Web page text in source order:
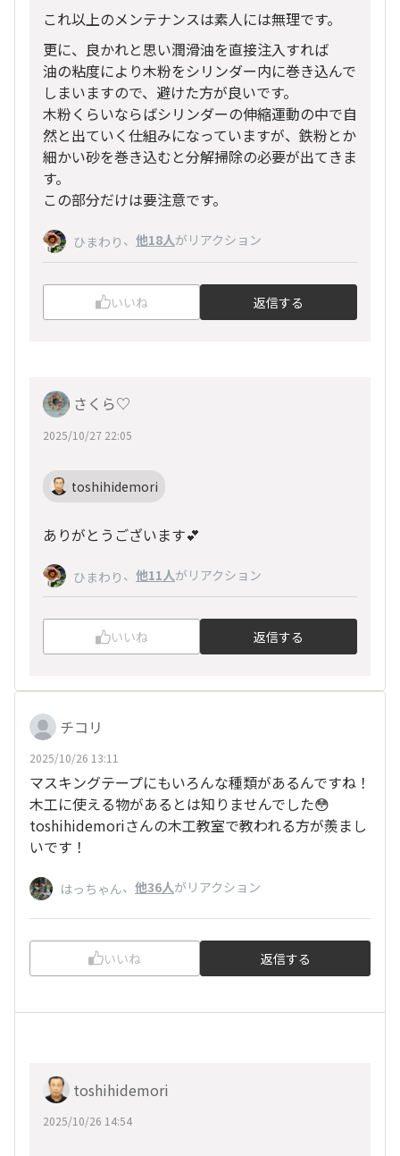
これ以上のメンテナンスは素人には無理です。
更に、良かれと思い潤滑油を直接注入すれば
油の粘度により木粉をシリンダー内に巻き込んで
しまいますので、避けた方が良いです。
木粉くらいならばシリンダーの伸縮運動の中で自
然と出ていく仕組みになっていますが、鉄粉とか
細かい砂を巻き込むと分解掃除の必要が出てきま
す。
この部分だけは要注意です。
ひまわり 、 他18人がリアクション
いいね 返信する
さくら♡
2025/10/27 22:05
toshihidemori
ありがとうございます💕
ひまわり 、 他11人がリアクション
いいね 返信する
チコリ
2025/10/26 13:11
マスキングテープにもいろんな種類があるんですね！
木工に使える物があるとは知りませんでした😳
toshihidemoriさんの木工教室で教われる方が羨まし
いです！
はっちゃん、 他36人がリアクション
いいね 返信する
toshihidemori
2025/10/26 14:54